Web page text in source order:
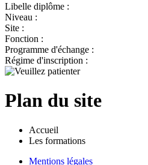
Libelle diplôme :
Niveau :
Site :
Fonction :
Programme d'échange :
Régime d'inscription :
Plan du site
Accueil
Les formations
Mentions légales